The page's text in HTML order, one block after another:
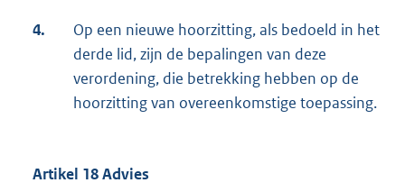
4.
Op een nieuwe hoorzitting, als bedoeld in het
derde lid, zijn de bepalingen van deze
verordening, die betrekking hebben op de
hoorzitting van overeenkomstige toepassing.
Artikel 18 Advies